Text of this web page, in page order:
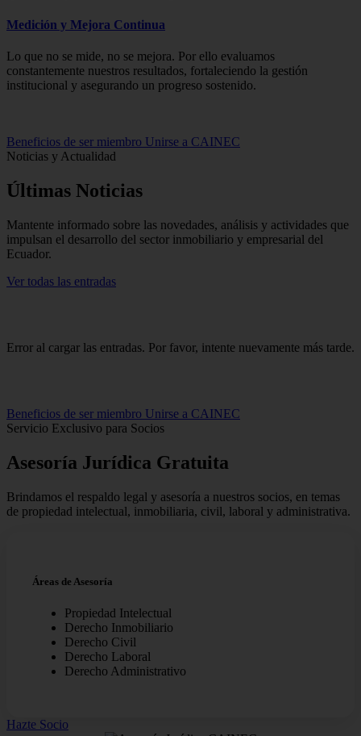
Medición y Mejora Continua
Lo que no se mide, no se mejora. Por ello evaluamos
constantemente nuestros resultados, fortaleciendo la gestión
institucional y asegurando un progreso sostenido.
Beneficios de ser miembro Unirse a CAINEC
Noticias y Actualidad
Últimas Noticias
Mantente informado sobre las novedades, análisis y actividades que
impulsan el desarrollo del sector inmobiliario y empresarial del
Ecuador.
Ver todas las entradas
Error al cargar las entradas. Por favor, intente nuevamente más tarde.
Beneficios de ser miembro Unirse a CAINEC
Servicio Exclusivo para Socios
Asesoría Jurídica Gratuita
Brindamos el respaldo legal y asesoría a nuestros socios, en temas
de propiedad intelectual, inmobiliaria, civil, laboral y administrativa.
Áreas de Asesoría
Propiedad Intelectual
Derecho Inmobiliario
Derecho Civil
Derecho Laboral
Derecho Administrativo
Hazte Socio